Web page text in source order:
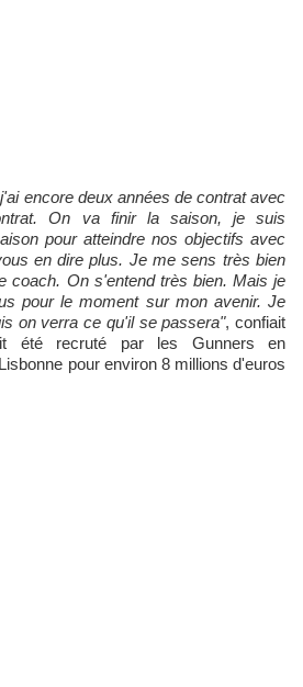
On va finir la saison, je suis
pour atteindre nos objectifs avec
en dire plus. Je me sens très bien
coach. On s'entend très bien. Mais je
pour le moment sur mon avenir. Je
on verra ce qu'il se passera", confiait
été recruté par les Gunners en
pour environ 8 millions d'euros